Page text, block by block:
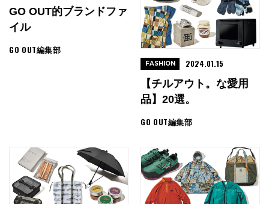
GO OUT的ブランドファ
イル
GO OUT編集部
【チルアウト。な愛用
品】20選。
GO OUT編集部
FASHION 2024.01.15